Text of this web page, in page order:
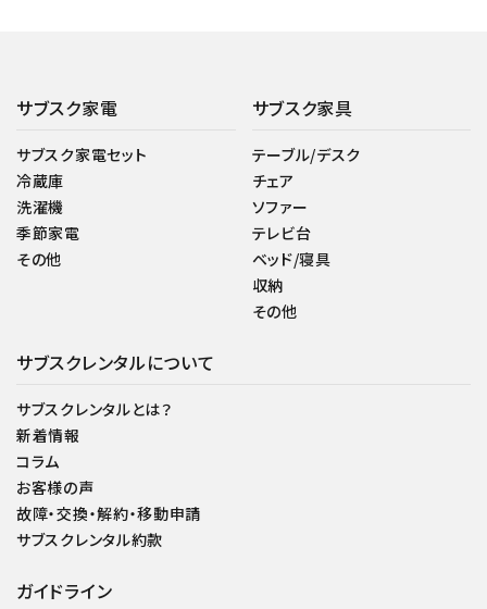
サブスク家電
サブスク家電セット
冷蔵庫
洗濯機
季節家電
その他
サブスク家具
テーブル/デスク
チェア
ソファー
テレビ台
ベッド/寝具
収納
その他
サブスクレンタルについて
サブスクレンタルとは？
新着情報
コラム
お客様の声
故障・交換・解約・移動申請
サブスクレンタル約款
ガイドライン